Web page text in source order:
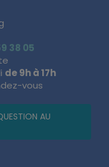
38 05
de 9h à 17h
vous
AU